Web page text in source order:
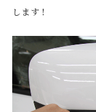
します！